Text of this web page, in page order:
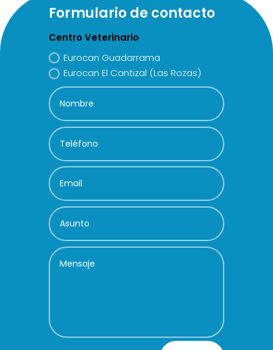
Formulario de contacto
Centro Veterinario
Eurocan Guadarrama
Eurocan El Cantizal (Las Rozas)